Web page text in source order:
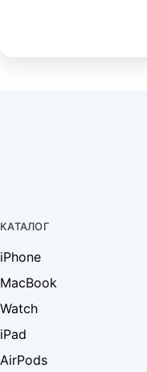
КАТАЛОГ
iPhone
MacBook
Watch
iPad
AirPods